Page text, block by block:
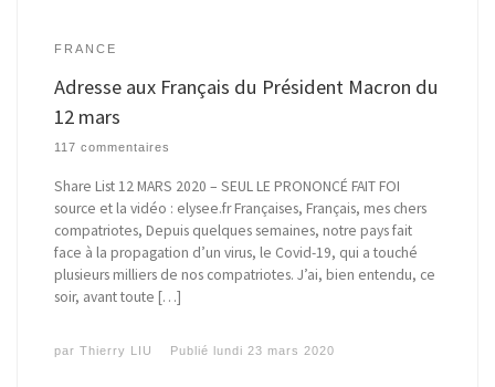
FRANCE
Adresse aux Français du Président Macron du
12 mars
117 commentaires
Share List 12 MARS 2020 – SEUL LE PRONONCÉ FAIT FOI
source et la vidéo : elysee.fr Françaises, Français, mes chers
compatriotes, Depuis quelques semaines, notre pays fait
face à la propagation d’un virus, le Covid-19, qui a touché
plusieurs milliers de nos compatriotes. J’ai, bien entendu, ce
soir, avant toute […]
parThierry LIU Publié lundi 23 mars 2020